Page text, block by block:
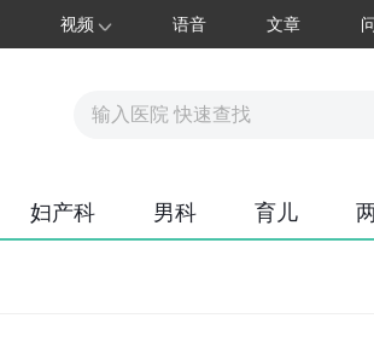
视频 语音 文章
妇产科 男科 育儿